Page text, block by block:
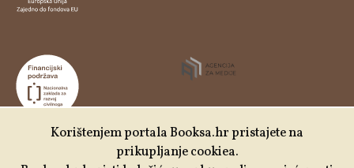
Korištenjem portala Booksa.hr pristajete na
prikupljanje cookiea.